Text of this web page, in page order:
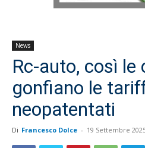
News
Rc-auto, così le
gonfiano le
neopatentati
Di Francesco Dolce - 19 Settembre